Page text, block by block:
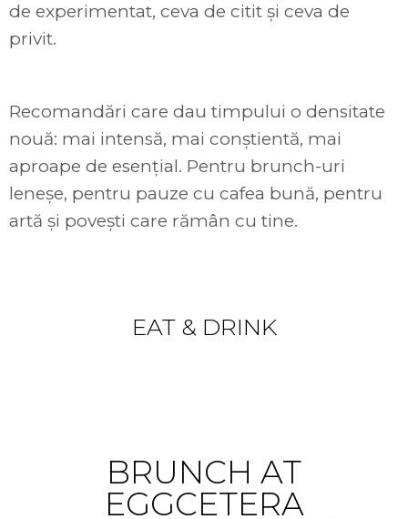
de experimentat, ceva de citit și ceva de
privit.
Recomandări care dau timpului o densitate
nouă: mai intensă, mai conștientă, mai
aproape de esențial. Pentru brunch-uri
leneșe, pentru pauze cu cafea bună, pentru
artă și povești care rămân cu tine.
EAT & DRINK
BRUNCH AT
EGGCETERA